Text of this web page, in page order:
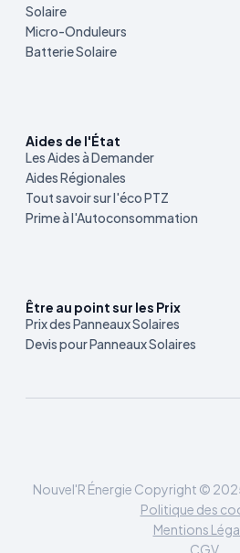
Solaire
Micro-Onduleurs
Batterie Solaire
Aides de l'État
Les Aides à Demander
Aides Régionales
Tout savoir sur l'éco PTZ
Prime à l'Autoconsommation
Être au point sur les Prix
Prix des Panneaux Solaires
Devis pour Panneaux Solaires
Nouvel'R Énergie Copyright ©
Politique des
Mentions
CGV